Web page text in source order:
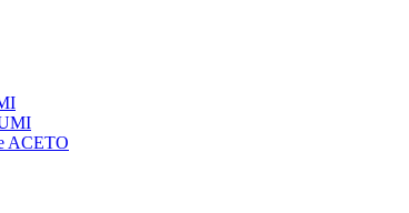
ACETO